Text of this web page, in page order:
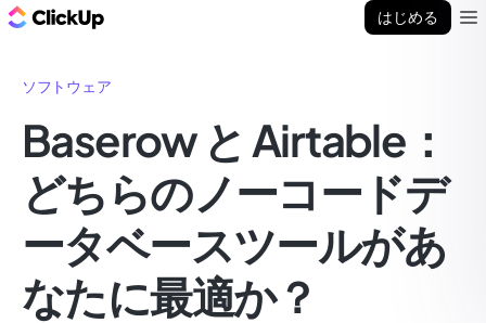
はじめる
ソフトウェア
Baserow と Airtable：
どちらのノーコードデ
ータベースツールがあ
なたに最適か？